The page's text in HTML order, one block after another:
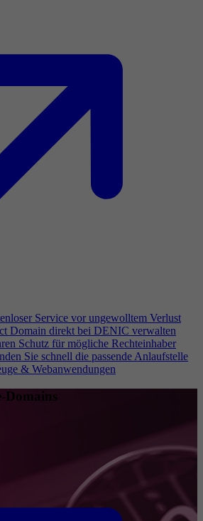
Service vor ungewolltem Verlust
Domain direkt bei DENIC verwalten
Schutz für mögliche Rechteinhaber
Sie schnell die passende Anlaufstelle
& Webanwendungen
Domains